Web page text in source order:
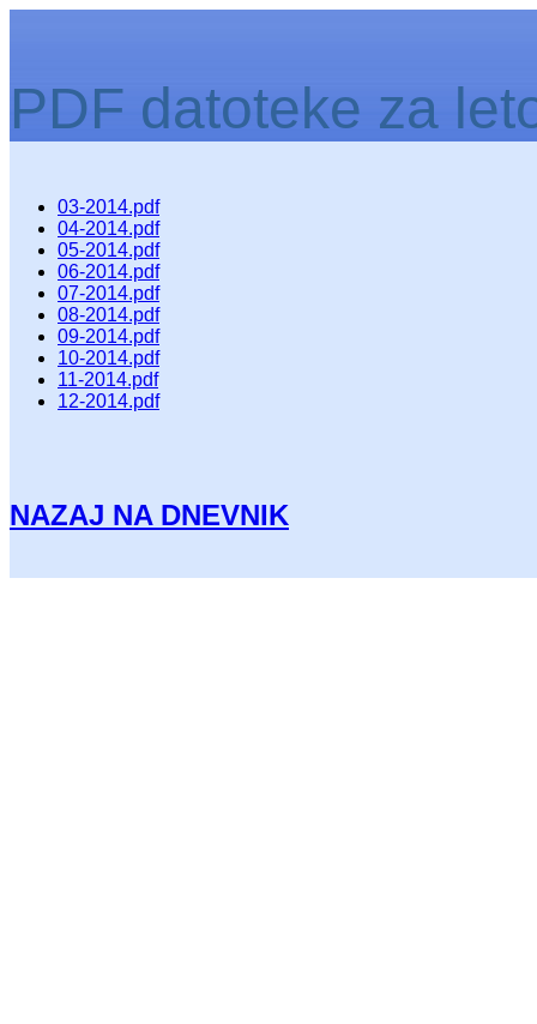
PDF datoteke za
03-2014.pdf
04-2014.pdf
05-2014.pdf
06-2014.pdf
07-2014.pdf
08-2014.pdf
09-2014.pdf
10-2014.pdf
11-2014.pdf
12-2014.pdf
NAZAJ NA DNEVNIK